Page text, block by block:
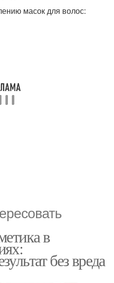
масок для волос:
в
без вреда